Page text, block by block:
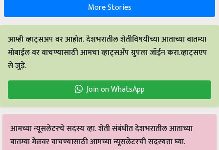
More Stories
आम्ही व्हाट्सअप वर आहोत. देशभरातील शेतीविषयीच्या आताच्या बातम्या
मोबाईल वर वाचण्यासाठी आमचा व्हाट्सअँप ग्रुपला जॉईन करा.व्हाट्सएप
से जुड़ें.
Join on WhatsApp
आमच्या न्यूसलेटरचे सदस्य व्हा. शेती संबंधीत देशभरातील आताच्या
बातम्या मेलवर वाचण्यासाठी आमच्या न्यूसलेटरची सदस्यता घ्या.